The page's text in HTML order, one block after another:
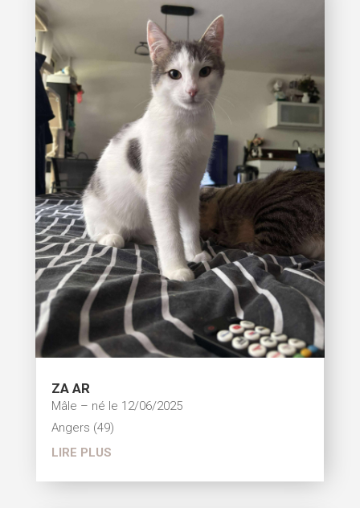
ZA AR
Mâle – né le 12/06/2025
Angers (49)
LIRE PLUS